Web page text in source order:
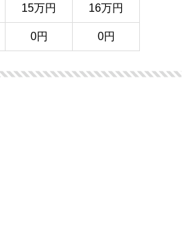
15万円 16万円
0円 0円